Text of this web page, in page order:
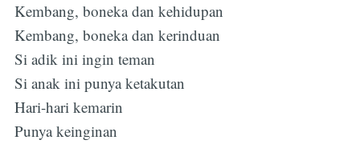
Kembang, boneka dan kehidupan
Kembang, boneka dan kerinduan
Si adik ini ingin teman
Si anak ini punya ketakutan
Hari-hari kemarin
Punya keinginan